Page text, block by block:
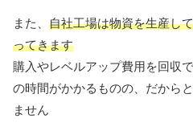
また、 自社工場は物資を生産し
ってきます
購入やレベルアップ費用を回収
の時間がかかるものの、だから
ません